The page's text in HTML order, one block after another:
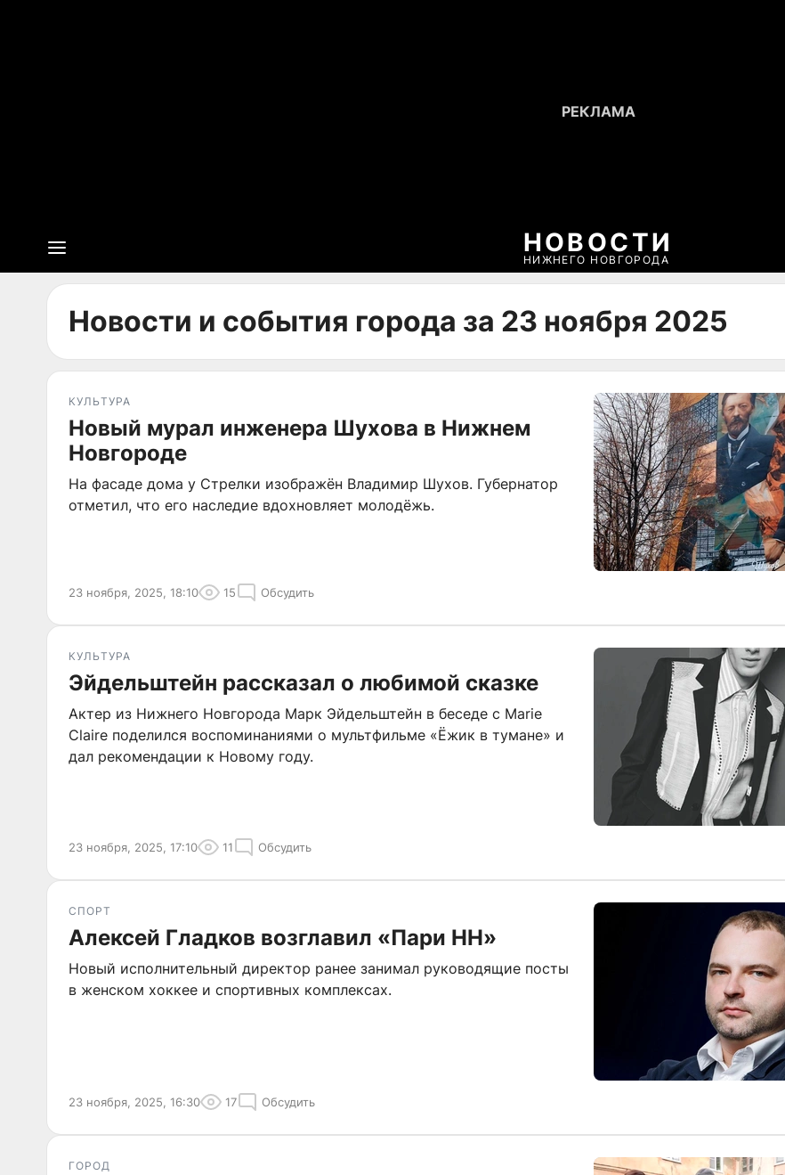
НОВОСТИ
НИЖНЕГО НОВГОРОДА
Новости и события города за 23 ноября 2025
КУЛЬТУРА
Новый мурал инженера Шухова в Нижнем
Новгороде
На фасаде дома у Стрелки изображён Владимир Шухов. Губернатор
отметил, что его наследие вдохновляет молодёжь.
23 ноября, 2025, 18:10 15 Обсудить
КУЛЬТУРА
Эйдельштейн рассказал о любимой сказке
Актер из Нижнего Новгорода Марк Эйдельштейн в беседе с Marie
Claire поделился воспоминаниями о мультфильме «Ёжик в тумане» и
дал рекомендации к Новому году.
23 ноября, 2025, 17:10 11 Обсудить
СПОРТ
Алексей Гладков возглавил «Пари НН»
Новый исполнительный директор ранее занимал руководящие посты
в женском хоккее и спортивных комплексах.
23 ноября, 2025, 16:30 17 Обсудить
ГОРОД